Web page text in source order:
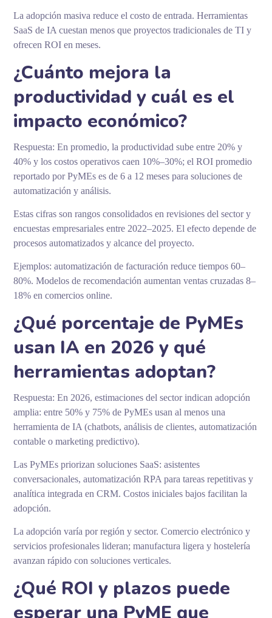
La adopción masiva reduce el costo de entrada. Herramientas
SaaS de IA cuestan menos que proyectos tradicionales de TI y
ofrecen ROI en meses.
¿Cuánto mejora la
productividad y cuál es el
impacto económico?
Respuesta: En promedio, la productividad sube entre 20% y
40% y los costos operativos caen 10%–30%; el ROI promedio
reportado por PyMEs es de 6 a 12 meses para soluciones de
automatización y análisis.
Estas cifras son rangos consolidados en revisiones del sector y
encuestas empresariales entre 2022–2025. El efecto depende de
procesos automatizados y alcance del proyecto.
Ejemplos: automatización de facturación reduce tiempos 60–
80%. Modelos de recomendación aumentan ventas cruzadas 8–
18% en comercios online.
¿Qué porcentaje de PyMEs
usan IA en 2026 y qué
herramientas adoptan?
Respuesta: En 2026, estimaciones del sector indican adopción
amplia: entre 50% y 75% de PyMEs usan al menos una
herramienta de IA (chatbots, análisis de clientes, automatización
contable o marketing predictivo).
Las PyMEs priorizan soluciones SaaS: asistentes
conversacionales, automatización RPA para tareas repetitivas y
analítica integrada en CRM. Costos iniciales bajos facilitan la
adopción.
La adopción varía por región y sector. Comercio electrónico y
servicios profesionales lideran; manufactura ligera y hostelería
avanzan rápido con soluciones verticales.
¿Qué ROI y plazos puede
esperar una PyME que